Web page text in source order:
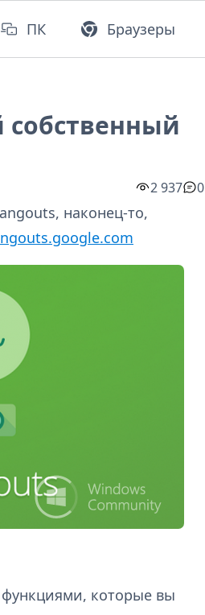
ПК Браузеры
собственный
2 937 0
наконец-то,
функциями, которые вы